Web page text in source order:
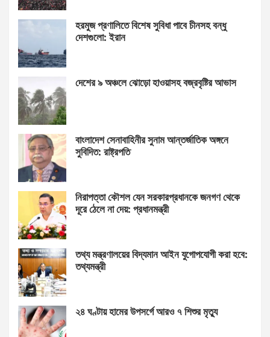
হরমুজ প্রণালিতে বিশেষ সুবিধা পাবে চীনসহ বন্ধু
দেশগুলো: ইরান
দেশের ৯ অঞ্চলে ঝোড়ো হাওয়াসহ বজ্রবৃষ্টির আভাস
বাংলাদেশ সেনাবাহিনীর সুনাম আন্তর্জাতিক অঙ্গনে
সুবিদিত: রাষ্ট্রপতি
নিরাপত্তা কৌশল যেন সরকারপ্রধানকে জনগণ থেকে
দূরে ঠেলে না দেয়: প্রধানমন্ত্রী
তথ্য মন্ত্রণালয়ের বিদ্যমান আইন যুগোপযোগী করা হবে:
তথ্যমন্ত্রী
২৪ ঘণ্টায় হামের উপসর্গে আরও ৭ শিশুর মৃত্যু